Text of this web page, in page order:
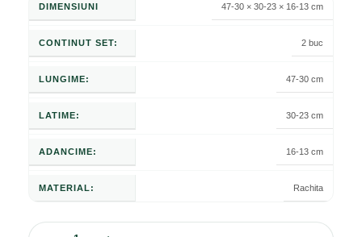
DIMENSIUNI 47-30 × 30-23 × 16-13 cm
CONTINUT SET: 2 buc
LUNGIME: 47-30 cm
LATIME: 30-23 cm
ADANCIME: 16-13 cm
MATERIAL: Rachita